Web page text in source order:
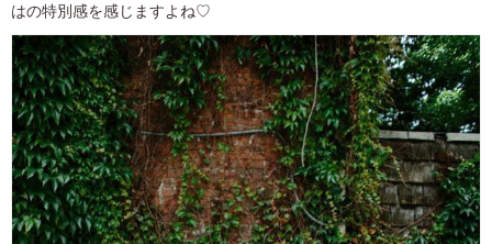
はの特別感を感じますよね♡